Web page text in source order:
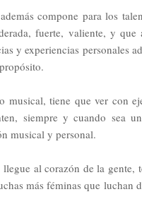
compone para los
fuerte, valiente, y
y experiencias personales
musical, tiene que ver con
siempre y cuando sea
musical y personal.
al corazón de la
más féminas que luchan